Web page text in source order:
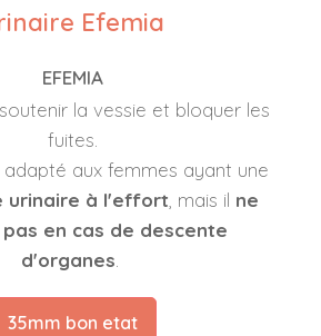
Efemia
EFEMIA
la vessie et bloquer les
fuites.
aux femmes ayant une
urinaire à l'effort, mais il ne
en cas de descente
d'organes.
35mm bon etat